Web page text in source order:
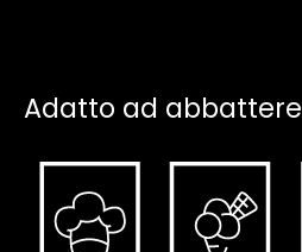
Adatto ad abbattere